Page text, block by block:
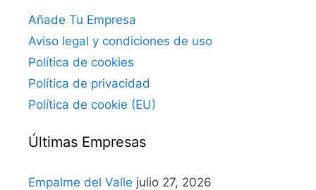
Añade Tu Empresa
Aviso legal y condiciones de uso
Política de cookies
Política de privacidad
Política de cookie (EU)
Últimas Empresas
Empalme del Valle julio 27, 2026